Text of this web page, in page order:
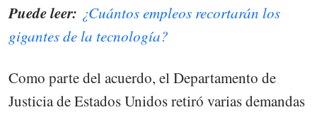
Puede leer: ¿Cuántos empleos recortarán los
gigantes de la tecnología?
Como parte del acuerdo, el Departamento de
Justicia de Estados Unidos retiró varias demandas